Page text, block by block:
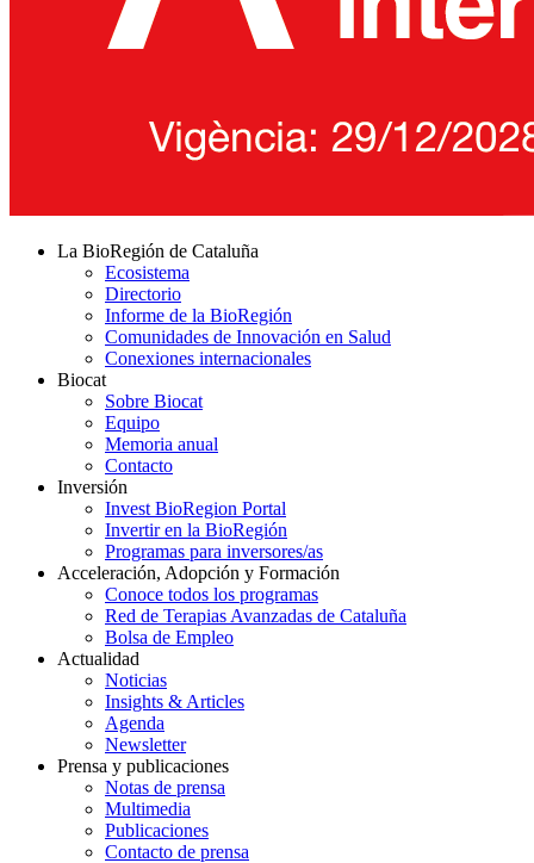
La BioRegión de Cataluña
Ecosistema
Directorio
Informe de la BioRegión
Comunidades de Innovación en Salud
Conexiones internacionales
Biocat
Sobre Biocat
Equipo
Memoria anual
Contacto
Inversión
Invest BioRegion Portal
Invertir en la BioRegión
Programas para inversores/as
Acceleración, Adopción y Formación
Conoce todos los programas
Red de Terapias Avanzadas de Cataluña
Bolsa de Empleo
Actualidad
Noticias
Insights & Articles
Agenda
Newsletter
Prensa y publicaciones
Notas de prensa
Multimedia
Publicaciones
Contacto de prensa